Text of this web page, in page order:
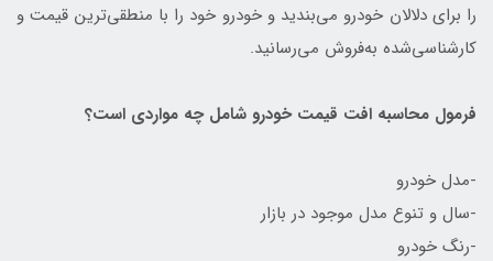
را برای دلالان خودرو می‌بندید و خودرو خود را با منطقی‌ترین قیمت و
کارشناسی‌شده به‌فروش می‌رسانید.
فرمول محاسبه افت قیمت خودرو شامل چه مواردی است؟
-مدل خودرو
-سال و تنوع مدل موجود در بازار
-رنگ خودرو